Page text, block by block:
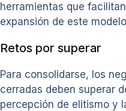
herramientas que
expansión de este
Retos por superar
Para consolidarse, los
cerradas deben superar
percepción de elitismo y